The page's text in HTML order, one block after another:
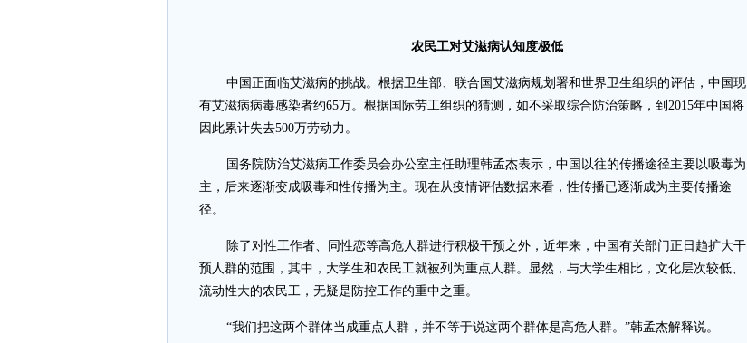
农民工对艾滋病认知度极低
中国正面临艾滋病的挑战。根据卫生部、联合国艾滋病规划署和世界卫生组织的评估，中国现
有艾滋病病毒感染者约65万。根据国际劳工组织的猜测，如不采取综合防治策略，到2015年中国将
因此累计失去500万劳动力。
国务院防治艾滋病工作委员会办公室主任助理韩孟杰表示，中国以往的传播途径主要以吸毒为
主，后来逐渐变成吸毒和性传播为主。现在从疫情评估数据来看，性传播已逐渐成为主要传播途
径。
除了对性工作者、同性恋等高危人群进行积极干预之外，近年来，中国有关部门正日趋扩大干
预人群的范围，其中，大学生和农民工就被列为重点人群。显然，与大学生相比，文化层次较低、
流动性大的农民工，无疑是防控工作的重中之重。
“我们把这两个群体当成重点人群，并不等于说这两个群体是高危人群。”韩孟杰解释说。